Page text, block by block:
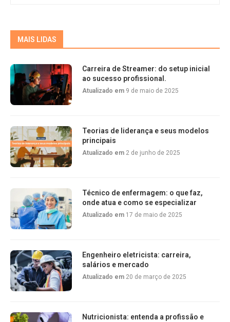
MAIS LIDAS
Carreira de Streamer: do setup inicial
ao sucesso profissional.
Atualizado em 9 de maio de 2025
Teorias de liderança e seus modelos
principais
Atualizado em 2 de junho de 2025
Técnico de enfermagem: o que faz,
onde atua e como se especializar
Atualizado em 17 de maio de 2025
Engenheiro eletricista: carreira,
salários e mercado
Atualizado em 20 de março de 2025
Nutricionista: entenda a profissão e